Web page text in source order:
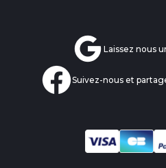
Laissez nous
Suivez-nous et